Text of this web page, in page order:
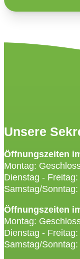
Unsere
Öffnungszeiten
Montag:
Dienstag -
Samstag/
Öffnungszeiten
Montag:
Dienstag -
Samstag/